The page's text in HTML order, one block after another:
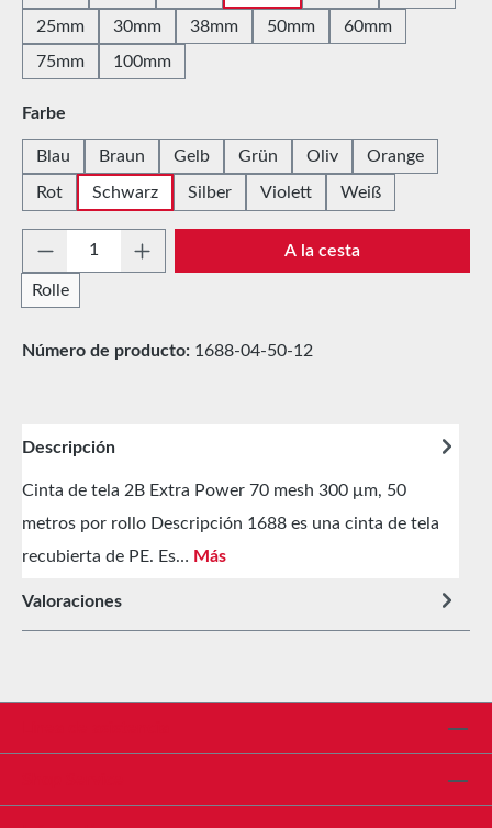
25mm 30mm 38mm 50mm
60mm
75mm
100mm
Seleccione
Farbe
Blau Braun Gelb Grün Oliv Orange
Rot Schwarz Silber Violett Weiß
Cantidad del producto: introduce la
Rolle
A la cesta
Número de producto: 1688-04-50-12
Descripción
Cinta de tela 2B Extra Power 70 mesh 300 μm, 50
metros por rollo Descripción 1688 es una cinta de tela
recubierta de PE. Es… Más
Valoraciones